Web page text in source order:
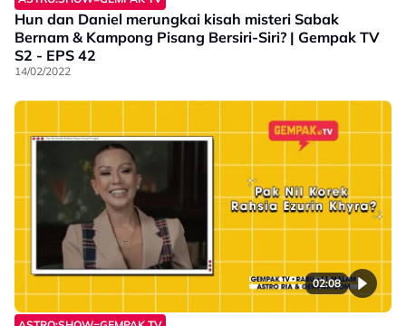
Hun dan Daniel merungkai kisah misteri Sabak
Bernam & Kampong Pisang Bersiri-Siri? | Gempak TV
S2 - EPS 42
14/02/2022
02:08